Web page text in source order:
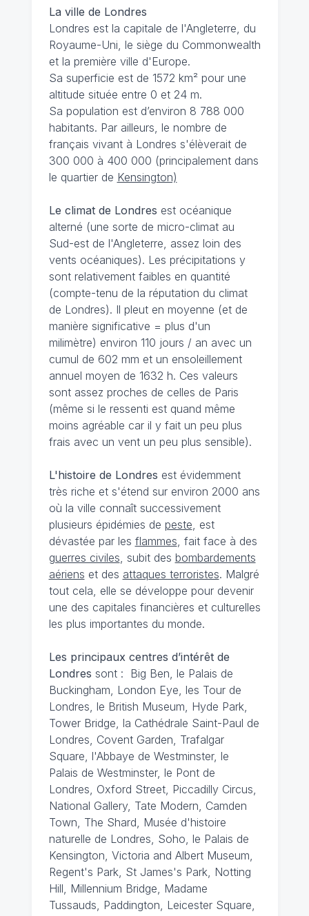
La ville de Londres
Londres est la capitale de l'Angleterre, du
Royaume-Uni, le siège du Commonwealth
et la première ville d'Europe.
Sa superficie est de 1572 km² pour une
altitude située entre 0 et 24 m.
Sa population est d’environ 8 788 000
habitants. Par ailleurs, le nombre de
français vivant à Londres s'élèverait de
300 000 à 400 000 (principalement dans
le quartier de Kensington)
Le climat de Londres est océanique
alterné (une sorte de micro-climat au
Sud-est de l'Angleterre, assez loin des
vents océaniques). Les précipitations y
sont relativement faibles en quantité
(compte-tenu de la réputation du climat
de Londres). Il pleut en moyenne (et de
manière significative = plus d'un
milimètre) environ 110 jours / an avec un
cumul de 602 mm et un ensoleillement
annuel moyen de 1632 h. Ces valeurs
sont assez proches de celles de Paris
(même si le ressenti est quand même
moins agréable car il y fait un peu plus
frais avec un vent un peu plus sensible).
L'histoire de Londres est évidemment
très riche et s'étend sur environ 2000 ans
où la ville connaît successivement
plusieurs épidémies de peste, est
dévastée par les flammes, fait face à des
guerres civiles, subit des bombardements
aériens et des attaques terroristes. Malgré
tout cela, elle se développe pour devenir
une des capitales financières et culturelles
les plus importantes du monde.
Les principaux centres d’intérêt de
Londres sont : Big Ben, le Palais de
Buckingham, London Eye, les Tour de
Londres, le British Museum, Hyde Park,
Tower Bridge, la Cathédrale Saint-Paul de
Londres, Covent Garden, Trafalgar
Square, l'Abbaye de Westminster, le
Palais de Westminster, le Pont de
Londres, Oxford Street, Piccadilly Circus,
National Gallery, Tate Modern, Camden
Town, The Shard, Musée d'histoire
naturelle de Londres, Soho, le Palais de
Kensington, Victoria and Albert Museum,
Regent's Park, St James's Park, Notting
Hill, Millennium Bridge, Madame
Tussauds, Paddington, Leicester Square,